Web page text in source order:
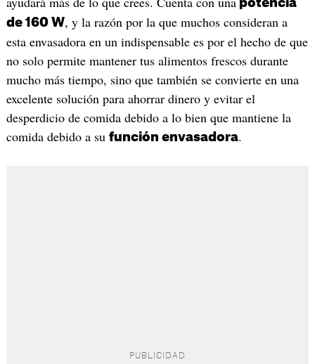
potencia
de 160 W, y la razón por la que muchos consideran a
esta envasadora en un indispensable es por el hecho de que
no solo permite mantener tus alimentos frescos durante
mucho más tiempo, sino que también se convierte en una
excelente solución para ahorrar dinero y evitar el
desperdicio de comida debido a lo bien que mantiene la
comida debido a su función envasadora.